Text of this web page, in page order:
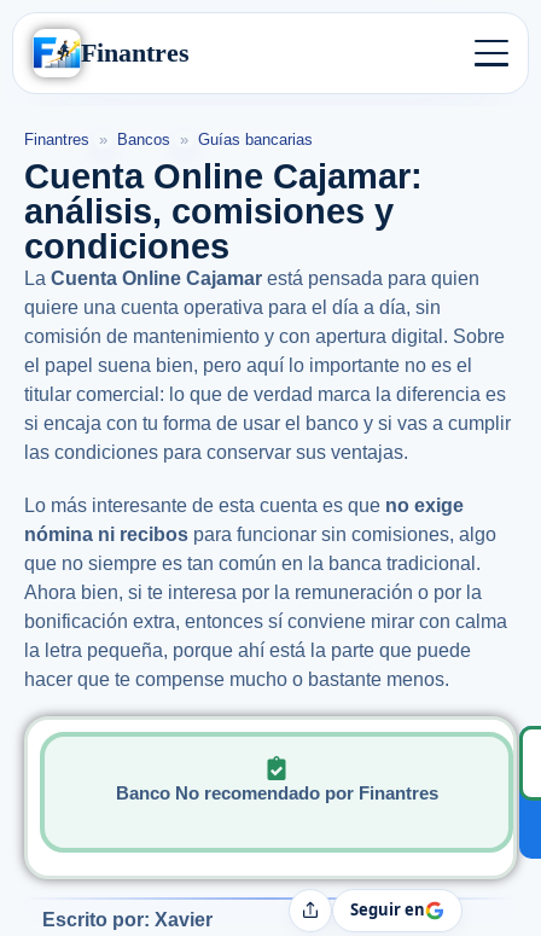
Finantres
Finantres » Bancos » Guías bancarias
Cuenta Online Cajamar:
análisis, comisiones y
condiciones
La Cuenta Online Cajamar está pensada para quien
quiere una cuenta operativa para el día a día, sin
comisión de mantenimiento y con apertura digital. Sobre
el papel suena bien, pero aquí lo importante no es el
titular comercial: lo que de verdad marca la diferencia es
si encaja con tu forma de usar el banco y si vas a cumplir
las condiciones para conservar sus ventajas.
Lo más interesante de esta cuenta es que no exige
nómina ni recibos para funcionar sin comisiones, algo
que no siempre es tan común en la banca tradicional.
Ahora bien, si te interesa por la remuneración o por la
bonificación extra, entonces sí conviene mirar con calma
la letra pequeña, porque ahí está la parte que puede
hacer que te compense mucho o bastante menos.
Banco No recomendado por Finantres
Escrito por: Xavier
CompartirSeguir en